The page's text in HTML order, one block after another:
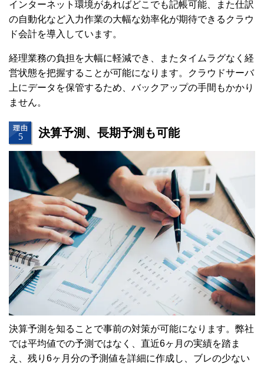
インターネット環境があればどこでも記帳可能、また仕訳
の自動化など入力作業の大幅な効率化が期待できるクラウ
ド会計を導入しています。
経理業務の負担を大幅に軽減でき、またタイムラグなく経
営状態を把握することが可能になります。
クラウドサーバ
上にデータを保管するため、バックアップの手間もかかり
ません。
決算予測、長期予測も可能
決算予測を知ることで事前の対策が可能になります。 弊社
では平均値での予測ではなく、直近6ヶ月の実績を踏ま
え、残り 6ヶ月分の予測値を詳細に作成し、ブレの少ない